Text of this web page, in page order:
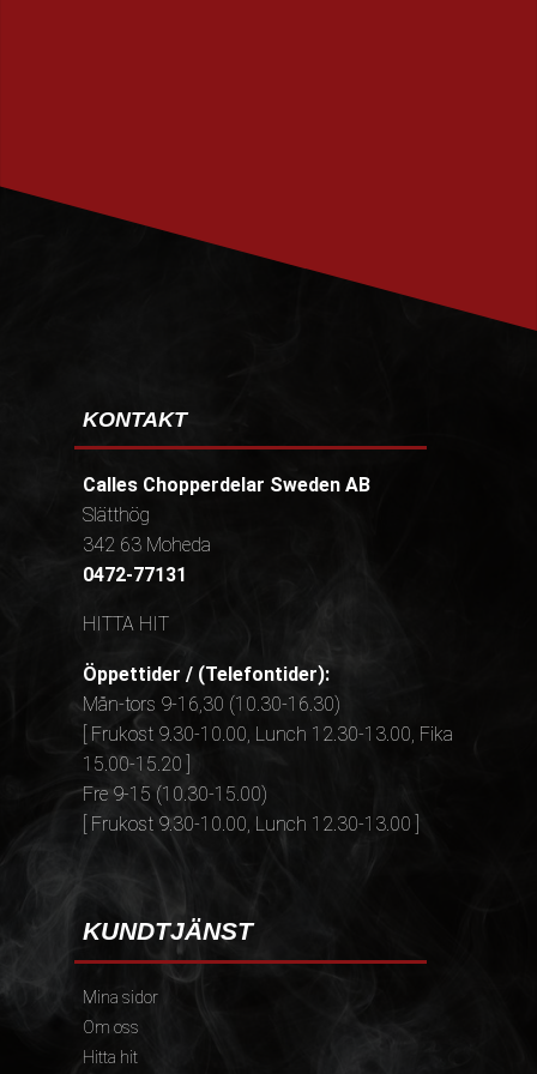
KONTAKT
Calles Chopperdelar Sweden AB
Slätthög
342 63 Moheda
0472-77131
HITTA HIT
Öppettider / (Telefontider):
Mån-tors 9-16,30 (10.30-16.30)
[ Frukost 9.30-10.00, Lunch 12.30-13.00, Fika
15.00-15.20 ]
Fre 9-15 (10.30-15.00)
[ Frukost 9.30-10.00, Lunch 12.30-13.00 ]
KUNDTJÄNST
Mina sidor
Om oss
Hitta hit